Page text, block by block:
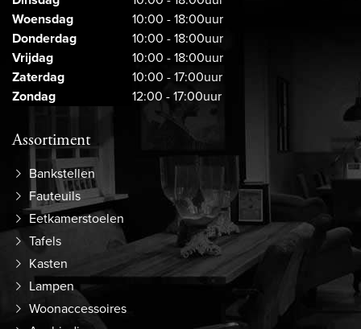
Woensdag
10:00 - 18:00uur
Donderdag
10:00 - 18:00uur
Vrijdag
10:00 - 18:00uur
Zaterdag
10:00 - 17:00uur
Zondag
12:00 - 17:00uur
Assortiment
Bankstellen
Fauteuils
Eetkamerstoelen
Tafels
Kasten
Lampen
Woonaccessoires